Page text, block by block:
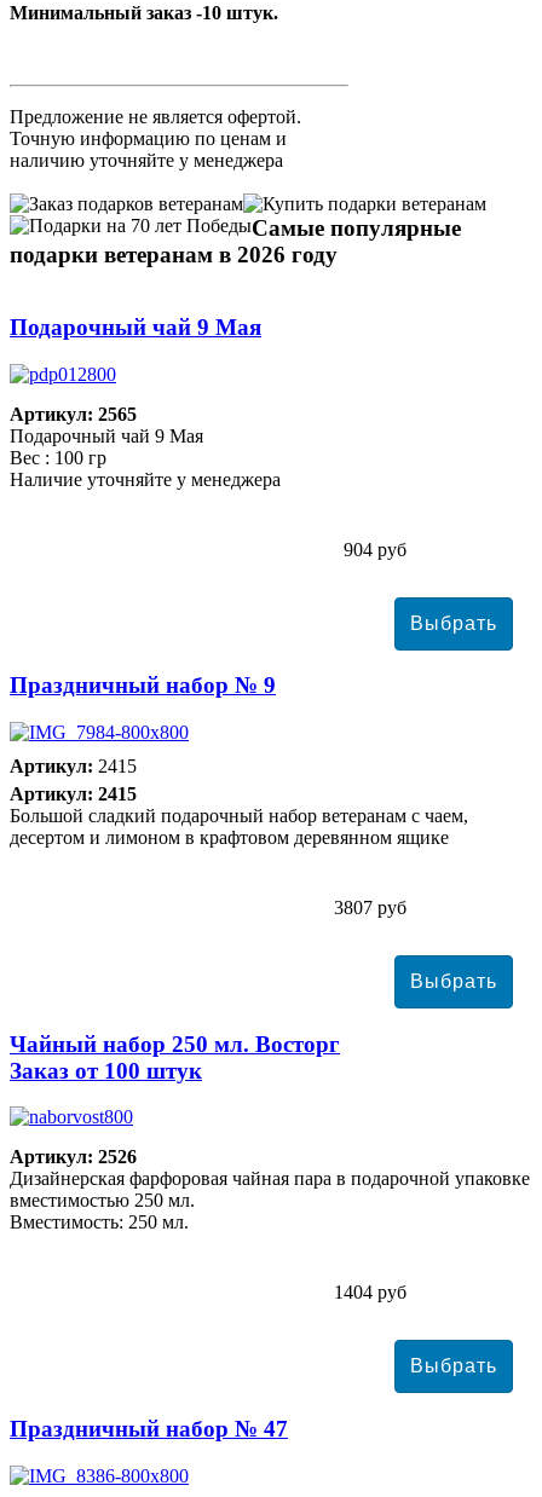
Минимальный заказ -10 штук.
Предложение не является офертой.
Точную информацию по ценам и
наличию уточняйте у менеджера
Самые популярные
подарки ветеранам в 2026 году
Подарочный чай 9 Мая
Артикул: 2565
Подарочный чай 9 Мая
Вес : 100 гр
Наличие уточняйте у менеджера
904 руб
Праздничный набор № 9
Артикул: 2415
Артикул: 2415
Большой сладкий подарочный набор ветеранам с чаем,
десертом и лимоном в крафтовом деревянном ящике
3807 руб
Чайный набор 250 мл. Восторг
Заказ от 100 штук
Артикул: 2526
Дизайнерская фарфоровая чайная пара в подарочной упаковке
вместимостью 250 мл.
Вместимость: 250 мл.
1404 руб
Праздничный набор № 47